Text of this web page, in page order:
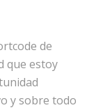
de
que estoy
y sobre todo